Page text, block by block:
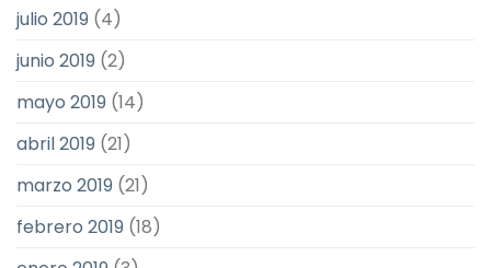
julio 2019 (4)
junio 2019 (2)
mayo 2019 (14)
abril 2019 (21)
marzo 2019 (21)
febrero 2019 (18)